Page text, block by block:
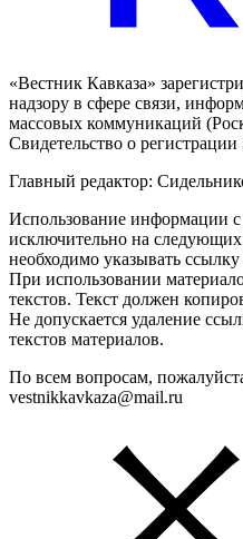
«Вестник Кавказа»
надзору в сфере связи,
массовых коммуникаций
Свидетельство о
Главный редактор:
Использование информации
исключительно на следующих
необходимо указывать
При использовании
текстов. Текст должен
Не допускается удаление
текстов материалов.
По всем вопросам,
vestnikkavkaza@mail.ru